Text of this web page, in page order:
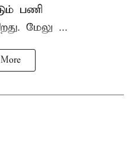
பணி
மேலு ...